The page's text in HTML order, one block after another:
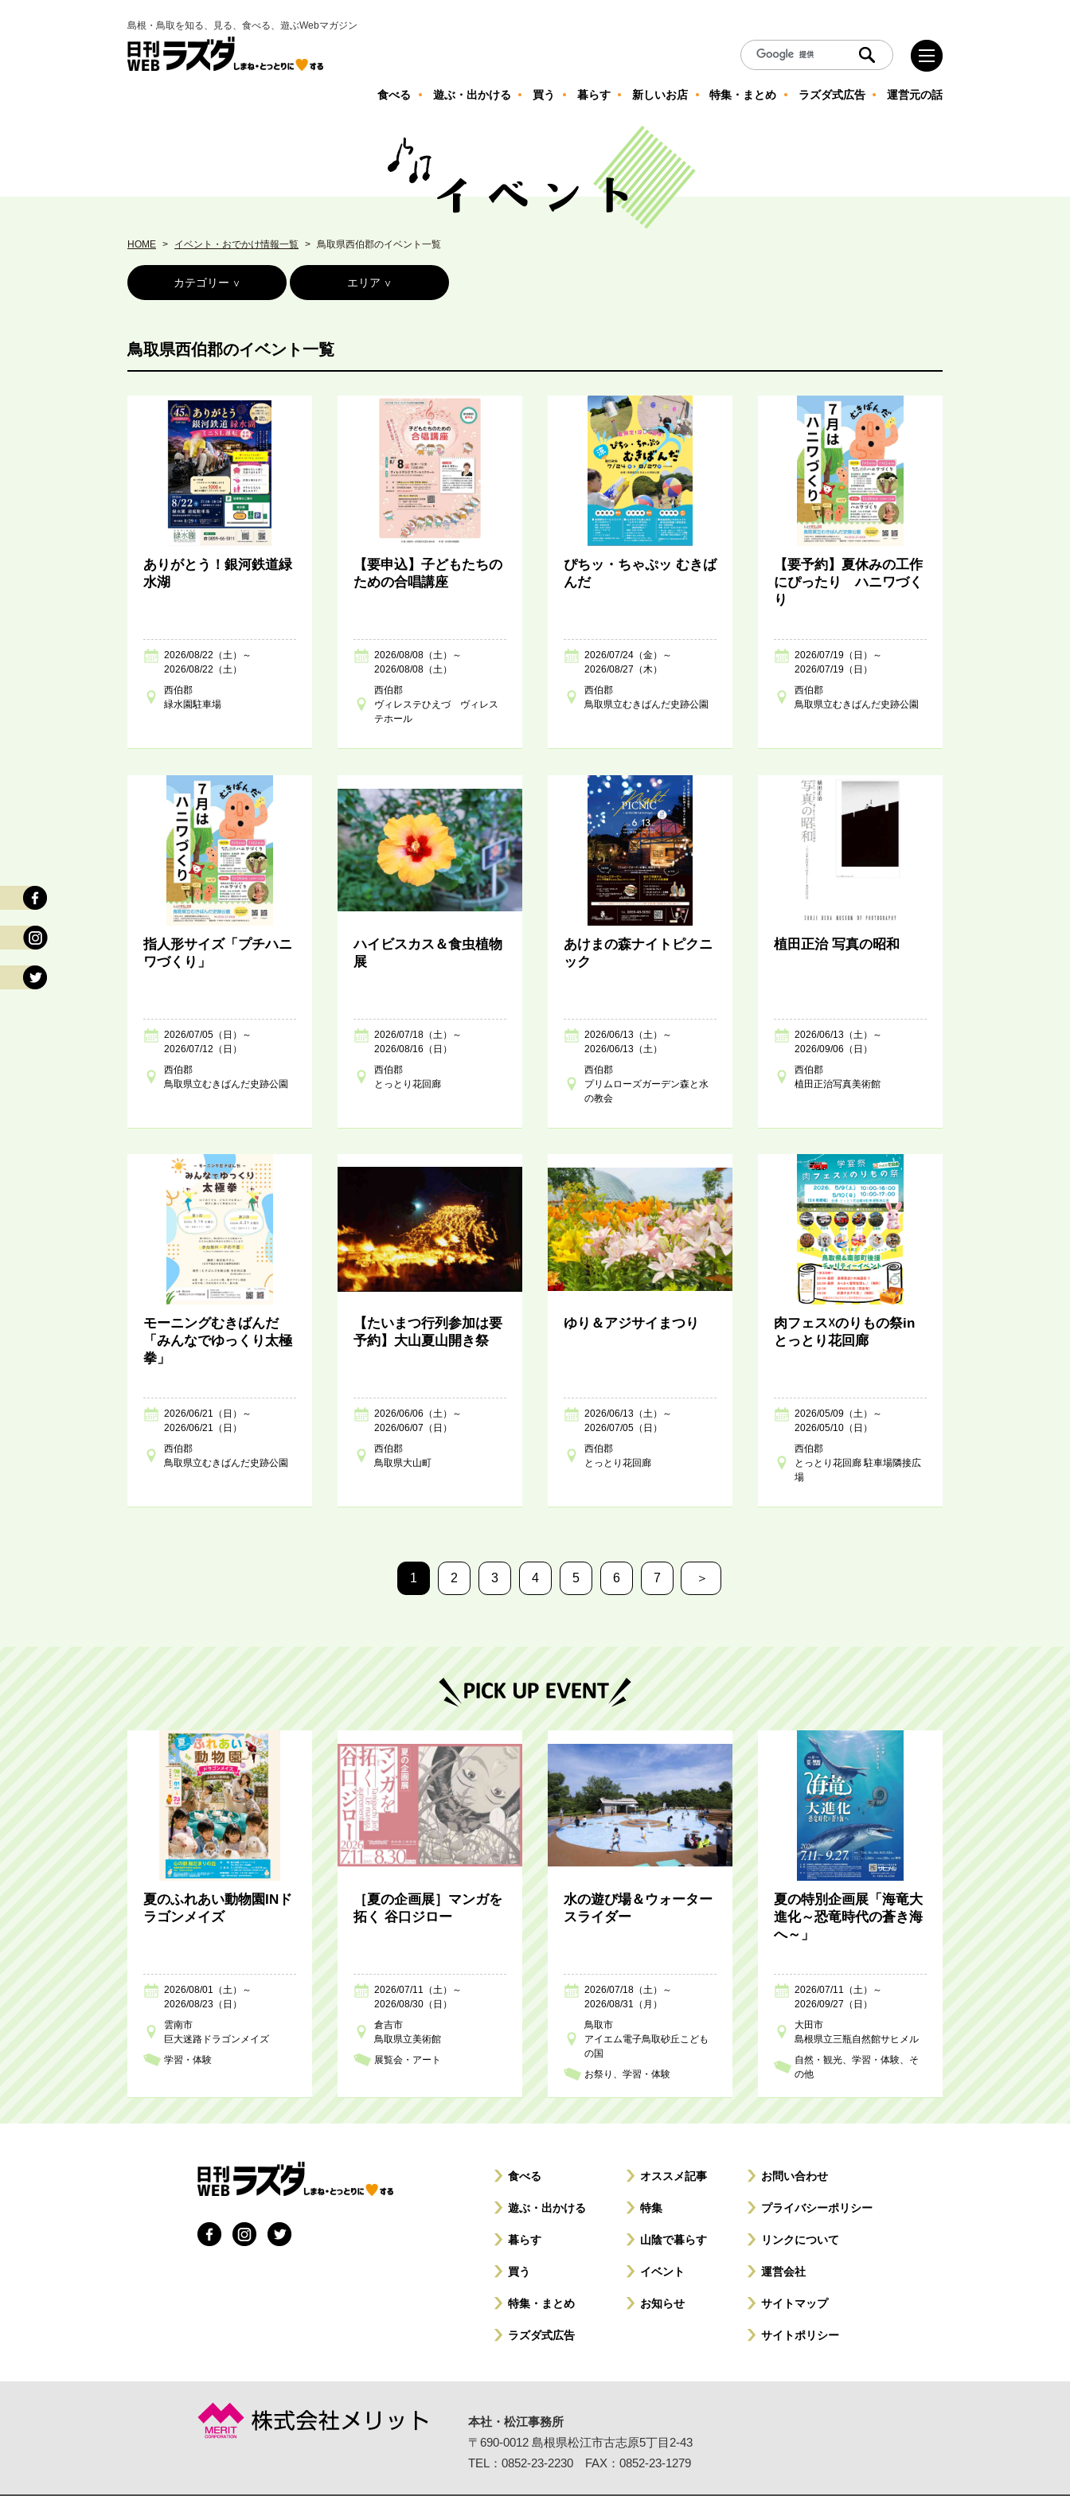
島根・鳥取を知る、見る、食べる、遊ぶWebマガジン
食べる 遊ぶ・出かける 買う 暮らす 新しいお店 特集・まとめ ラズダ式広告 運営元の話
HOME イベント・おでかけ情報一覧 鳥取県西伯郡のイベント一覧
カテゴリー エリア
鳥取県西伯郡のイベント一覧
ありがとう！銀河鉄道緑
水湖
2026/08/22（土）～
2026/08/22（土）
西伯郡
緑水園駐車場
【要申込】子どもたちの
ための合唱講座
2026/08/08（土）～
2026/08/08（土）
西伯郡
ヴィレステひえづ ヴィレス
テホール
ぴちッ・ちゃぷッ むきば
んだ
2026/07/24（金）～
2026/08/27（木）
西伯郡
鳥取県立むきばんだ史跡公園
【要予約】夏休みの工作
にぴったり ハニワづく
り
2026/07/19（日）～
2026/07/19（日）
西伯郡
鳥取県立むきばんだ史跡公園
指人形サイズ「プチハニ
ワづくり」
2026/07/05（日）～
2026/07/12（日）
西伯郡
鳥取県立むきばんだ史跡公園
ハイビスカス＆食虫植物
展
2026/07/18（土）～
2026/08/16（日）
西伯郡
とっとり花回廊
あけまの森ナイトピクニ
ック
2026/06/13（土）～
2026/06/13（土）
西伯郡
プリムローズガーデン森と水
の教会
植田正治 写真の昭和
2026/06/13（土）～
2026/09/06（日）
西伯郡
植田正治写真美術館
モーニングむきばんだ
「みんなでゆっくり太極
拳」
2026/06/21（日）～
2026/06/21（日）
西伯郡
鳥取県立むきばんだ史跡公園
【たいまつ行列参加は要
予約】大山夏山開き祭
2026/06/06（土）～
2026/06/07（日）
西伯郡
鳥取県大山町
ゆり＆アジサイまつり
2026/06/13（土）～
2026/07/05（日）
西伯郡
とっとり花回廊
肉フェス☓のりもの祭in
とっとり花回廊
2026/05/09（土）～
2026/05/10（日）
西伯郡
とっとり花回廊 駐車場隣接広
場
1 2 3 4 5 6 7 ＞
夏のふれあい動物園INド
ラゴンメイズ
2026/08/01（土）～
2026/08/23（日）
雲南市
巨大迷路ドラゴンメイズ
学習・体験
［夏の企画展］マンガを
拓く 谷口ジロー
2026/07/11（土）～
2026/08/30（日）
倉吉市
鳥取県立美術館
展覧会・アート
水の遊び場＆ウォーター
スライダー
2026/07/18（土）～
2026/08/31（月）
鳥取市
アイエム電子鳥取砂丘こども
の国
お祭り
学習・体験
夏の特別企画展「海竜大
進化～恐竜時代の蒼き海
へ～」
2026/07/11（土）～
2026/09/27（日）
大田市
島根県立三瓶自然館サヒメル
自然・観光
学習・体験
そ
の他
食べる
遊ぶ・出かける
暮らす
買う
特集・まとめ
ラズダ式広告
オススメ記事
特集
山陰で暮らす
イベント
お知らせ
お問い合わせ
プライバシーポリシー
リンクについて
運営会社
サイトマップ
サイトポリシー
本社・松江事務所
〒690-0012 島根県松江市古志原5丁目2-43
TEL：0852-23-2230 FAX：0852-23-1279